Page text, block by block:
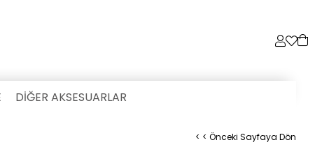
DİĞER AKSESUARLAR
< < Önceki Sayfaya Dön